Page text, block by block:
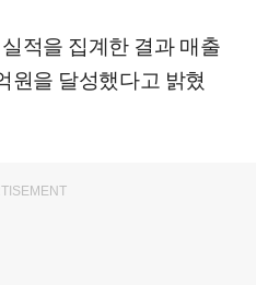
적을 집계한 결과 매출
원을 달성했다고 밝혔